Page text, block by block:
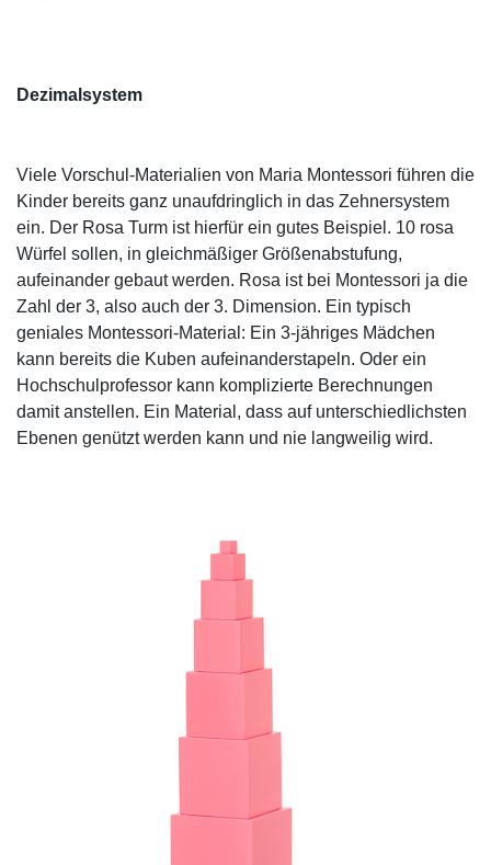
Dezimalsystem
Viele Vorschul-Materialien von Maria Montessori führen die
Kinder bereits ganz unaufdringlich in das Zehnersystem
ein. Der Rosa Turm ist hierfür ein gutes Beispiel. 10 rosa
Würfel sollen, in gleichmäßiger Größenabstufung,
aufeinander gebaut werden. Rosa ist bei Montessori ja die
Zahl der 3, also auch der 3. Dimension. Ein typisch
geniales Montessori-Material: Ein 3-jähriges Mädchen
kann bereits die Kuben aufeinanderstapeln. Oder ein
Hochschulprofessor kann komplizierte Berechnungen
damit anstellen. Ein Material, dass auf unterschiedlichsten
Ebenen genützt werden kann und nie langweilig wird.